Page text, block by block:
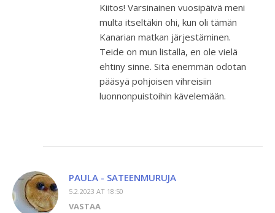
Kiitos! Varsinainen vuosipäivä meni
multa itseltäkin ohi, kun oli tämän
Kanarian matkan järjestäminen.
Teide on mun listalla, en ole vielä
ehtiny sinne. Sitä enemmän odotan
pääsyä pohjoisen vihreisiin
luonnonpuistoihin kävelemään.
PAULA - SATEENMURUJA
5.2.2023 AT 18:50
VASTAA